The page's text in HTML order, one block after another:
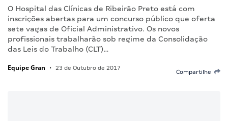
O Hospital das Clínicas de Ribeirão Preto está com
inscrições abertas para um concurso público que oferta
sete vagas de Oficial Administrativo. Os novos
profissionais trabalharão sob regime da Consolidação
das Leis do Trabalho (CLT)…
Equipe Gran • 23 de Outubro de 2017
Compartilhe